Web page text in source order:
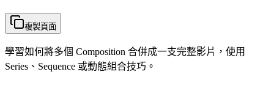
複製頁面
學習如何將多個 Composition 合併成一支完整影片，使用
Series、Sequence 或動態組合技巧。